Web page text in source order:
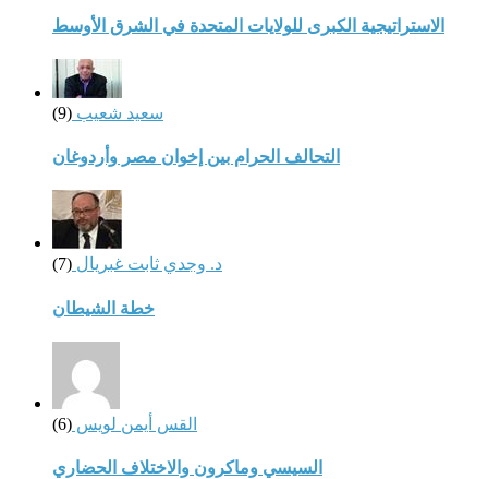
الاستراتيجية الكبرى للولايات المتحدة في الشرق الأوسط
سعيد شعيب (9)
التحالف الحرام بين إخوان مصر وأردوغان
د. وجدي ثابت غبريال (7)
خطة الشيطان
القس أيمن لويس (6)
السيسي وماكرون والاختلاف الحضاري